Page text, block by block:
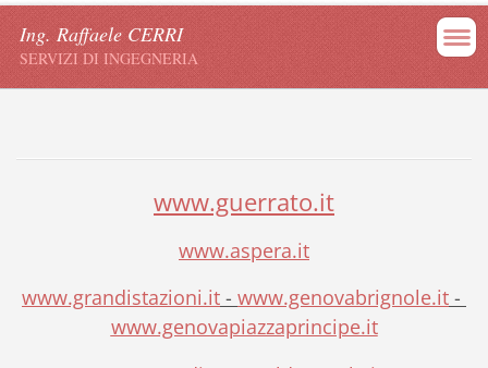
Ing. Raffaele CERRI
SERVIZI DI INGEGNERIA
www.guerrato.it
www.aspera.it
www.grandistazioni.it - www.genovabrignole.it -
www.genovapiazzaprincipe.it